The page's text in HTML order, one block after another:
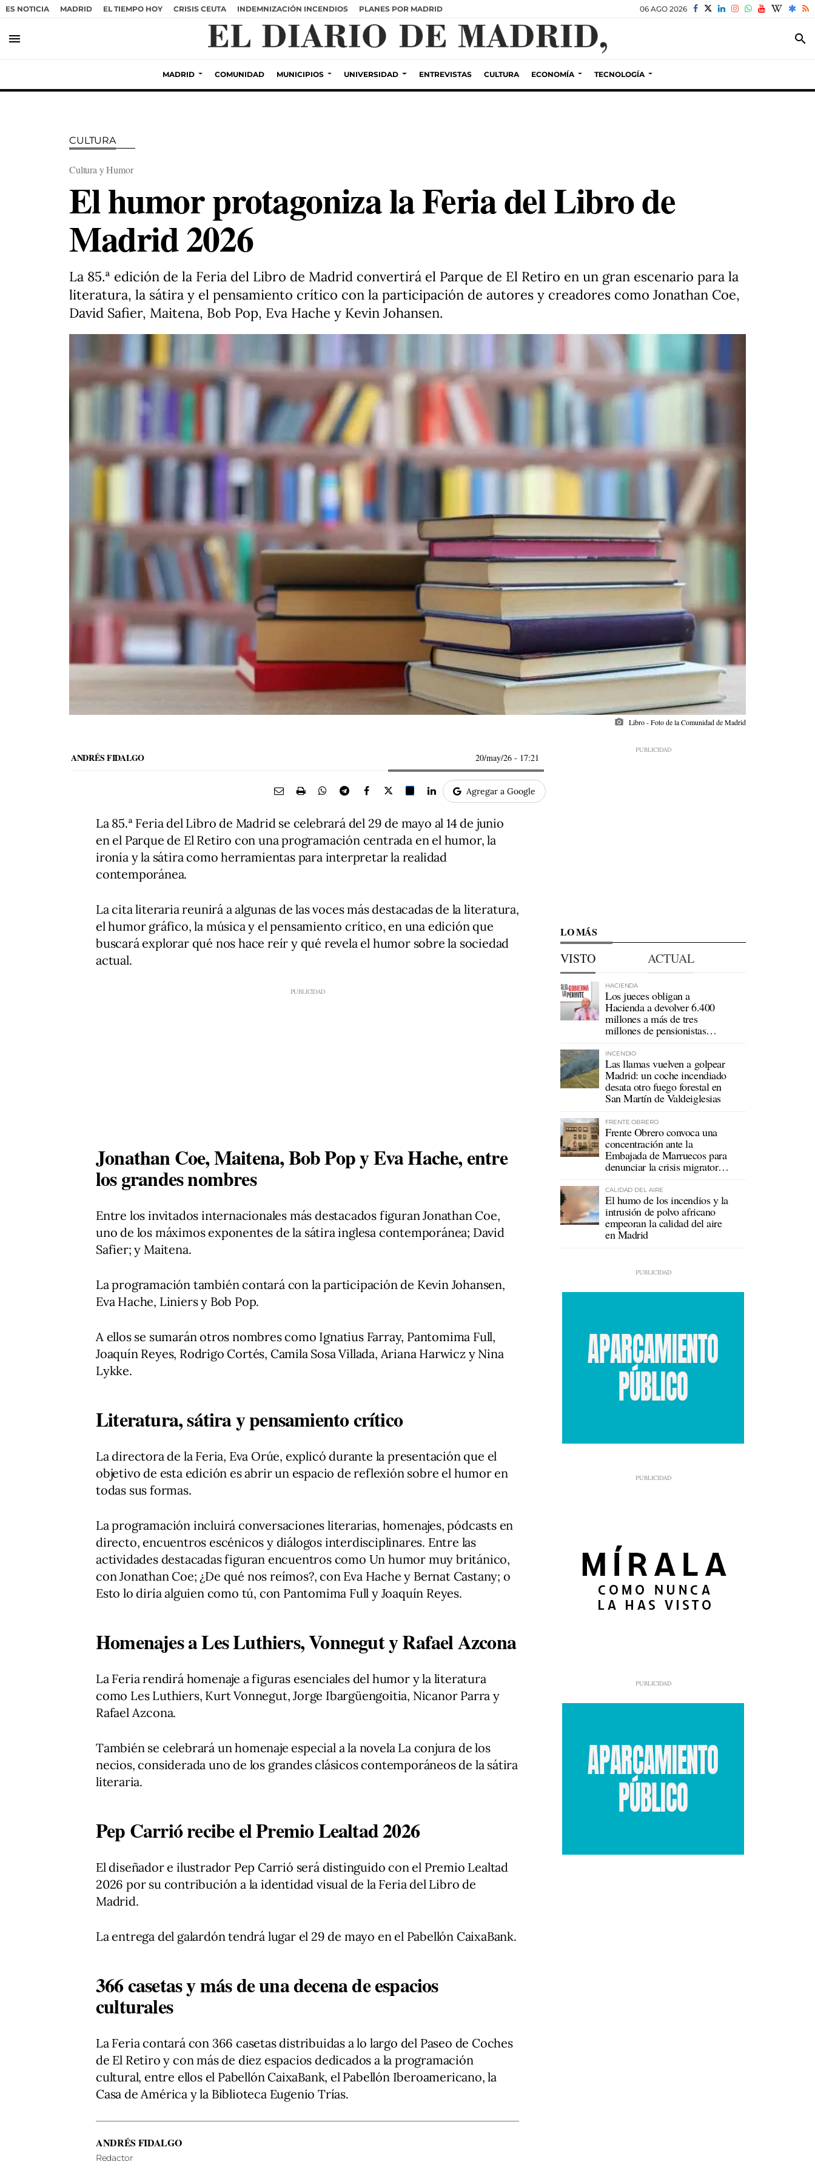
ES NOTICIA MADRID EL TIEMPO HOY CRISIS CEUTA INDEMNIZACIÓN INCENDIOS PLANES POR MADRID 06 AGO 2026
menu search
MADRID COMUNIDAD MUNICIPIOS UNIVERSIDAD ENTREVISTAS CULTURA ECONOMÍA TECNOLOGÍA
CULTURA
Cultura y Humor
El humor protagoniza la Feria del Libro de
Madrid 2026
La 85.ª edición de la Feria del Libro de Madrid convertirá el Parque de El Retiro en un gran escenario para la
literatura, la sátira y el pensamiento crítico con la participación de autores y creadores como Jonathan Coe,
David Safier, Maitena, Bob Pop, Eva Hache y Kevin Johansen.
photo_camera Libro - Foto de la Comunidad de Madrid
ANDRÉS FIDALGO 20/may/26 - 17:21
Agregar a Google
La 85.ª Feria del Libro de Madrid se celebrará del 29 de mayo al 14 de junio
en el Parque de El Retiro con una programación centrada en el humor, la
ironía y la sátira como herramientas para interpretar la realidad
contemporánea.
La cita literaria reunirá a algunas de las voces más destacadas de la literatura,
el humor gráfico, la música y el pensamiento crítico, en una edición que
buscará explorar qué nos hace reír y qué revela el humor sobre la sociedad
actual.
Jonathan Coe, Maitena, Bob Pop y Eva Hache, entre
los grandes nombres
Entre los invitados internacionales más destacados figuran Jonathan Coe,
uno de los máximos exponentes de la sátira inglesa contemporánea; David
Safier; y Maitena.
La programación también contará con la participación de Kevin Johansen,
Eva Hache, Liniers y Bob Pop.
A ellos se sumarán otros nombres como Ignatius Farray, Pantomima Full,
Joaquín Reyes, Rodrigo Cortés, Camila Sosa Villada, Ariana Harwicz y Nina
Lykke.
Literatura, sátira y pensamiento crítico
La directora de la Feria, Eva Orúe, explicó durante la presentación que el
objetivo de esta edición es abrir un espacio de reflexión sobre el humor en
todas sus formas.
La programación incluirá conversaciones literarias, homenajes, pódcasts en
directo, encuentros escénicos y diálogos interdisciplinares. Entre las
actividades destacadas figuran encuentros como Un humor muy británico,
con Jonathan Coe; ¿De qué nos reímos?, con Eva Hache y Bernat Castany; o
Esto lo diría alguien como tú, con Pantomima Full y Joaquín Reyes.
Homenajes a Les Luthiers, Vonnegut y Rafael Azcona
La Feria rendirá homenaje a figuras esenciales del humor y la literatura
como Les Luthiers, Kurt Vonnegut, Jorge Ibargüengoitia, Nicanor Parra y
Rafael Azcona.
También se celebrará un homenaje especial a la novela La conjura de los
necios, considerada uno de los grandes clásicos contemporáneos de la sátira
literaria.
Pep Carrió recibe el Premio Lealtad 2026
El diseñador e ilustrador Pep Carrió será distinguido con el Premio Lealtad
2026 por su contribución a la identidad visual de la Feria del Libro de
Madrid.
La entrega del galardón tendrá lugar el 29 de mayo en el Pabellón CaixaBank.
366 casetas y más de una decena de espacios
culturales
La Feria contará con 366 casetas distribuidas a lo largo del Paseo de Coches
de El Retiro y con más de diez espacios dedicados a la programación
cultural, entre ellos el Pabellón CaixaBank, el Pabellón Iberoamericano, la
Casa de América y la Biblioteca Eugenio Trías.
ANDRÉS FIDALGO
Redactor
LO MÁS
VISTO ACTUAL
HACIENDA
Los jueces obligan a
Hacienda a devolver 6.400
millones a más de tres
millones de pensionistas
INCENDIO
Las llamas vuelven a golpear
Madrid: un coche incendiado
desata otro fuego forestal en
San Martín de Valdeiglesias
FRENTE OBRERO
Frente Obrero convoca una
concentración ante la
Embajada de Marruecos para
denunciar la crisis migratoria
CALIDAD DEL AIRE
El humo de los incendios y la
intrusión de polvo africano
empeoran la calidad del aire
en Madrid